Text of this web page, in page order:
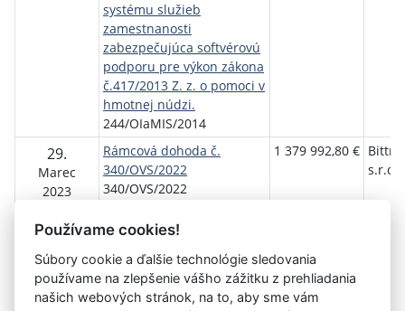
systému služieb
zamestnanosti
zabezpečujúca softvérovú
podporu pre výkon zákona
č.417/2013 Z. z. o pomoci v
hmotnej núdzi.
244/OIaMIS/2014
29.
Marec
2023
Rámcová dohoda č.
340/OVS/2022
340/OVS/2022
1 379 992,80 €
s.r.o.
9 10 11 12 13 14 Aktuálna
15
Používame cookies!
Súbory cookie a ďalšie technológie sledovania
používame na zlepšenie vášho zážitku z prehliadania
našich webových stránok, na to, aby sme vám